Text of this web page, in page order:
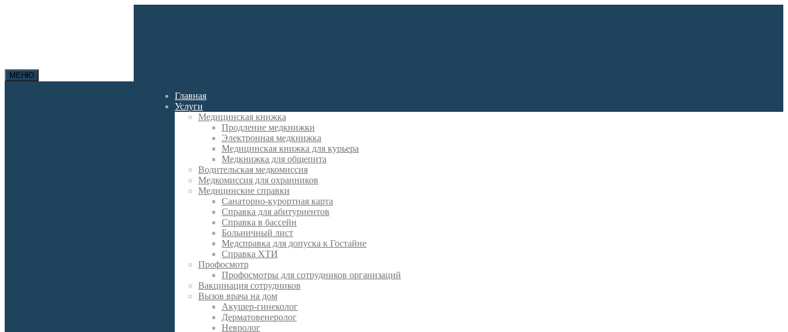
МЕНЮ
Главная
Услуги
Медицинская книжка
Продление медкнижки
Электронная медкнижка
Медицинская книжка для курьера
Медкнижка для общепита
Водительская медкомиссия
Медкомиссия для охранников
Медицинские справки
Санаторно-курортная карта
Справка для абитуриентов
Справка в бассейн
Больничный лист
Медсправка для допуска к Гостайне
Справка ХТИ
Профосмотр
Профосмотры для сотрудников организаций
Вакцинация сотрудников
Вызов врача на дом
Акушер-гинеколог
Дерматовенеролог
Невролог